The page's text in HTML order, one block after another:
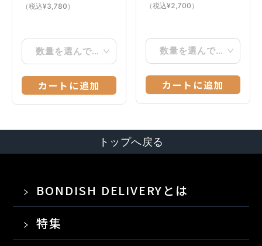
（税込¥3,780 ）
数量を選んでください
カートに追加
（税込¥2,700 ）
数量を選んでください
カートに追加
トップへ戻る
BONDISH DELIVERYとは
特集